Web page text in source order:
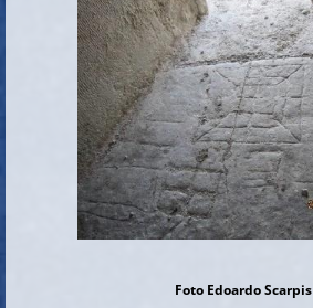
Foto Edoardo Scarpis